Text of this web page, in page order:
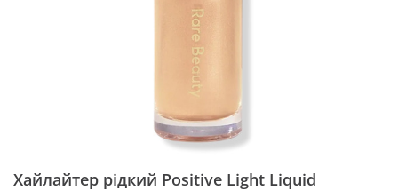
Хайлайтер рідкий Positive Light Liquid